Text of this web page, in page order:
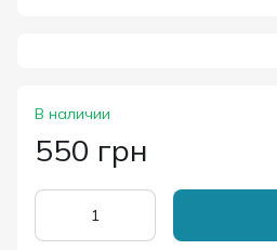
В наличии
550 грн